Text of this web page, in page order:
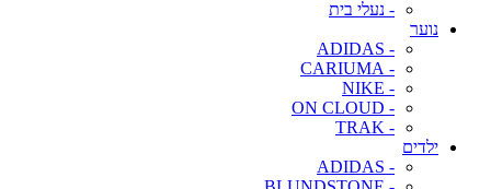
- נעלי בית
נוער
- ADIDAS
- CARIUMA
- NIKE
- ON CLOUD
- TRAK
ילדים
- ADIDAS